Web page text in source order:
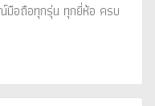
มือถือทุกรุ่น ทุกยี่ห้อ ครบ